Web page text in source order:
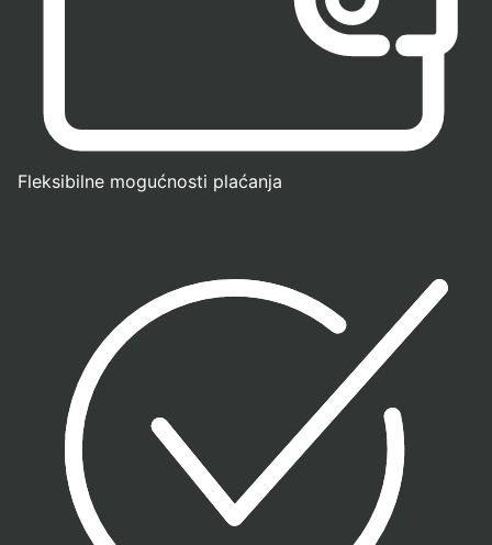
Fleksibilne mogućnosti plaćanja